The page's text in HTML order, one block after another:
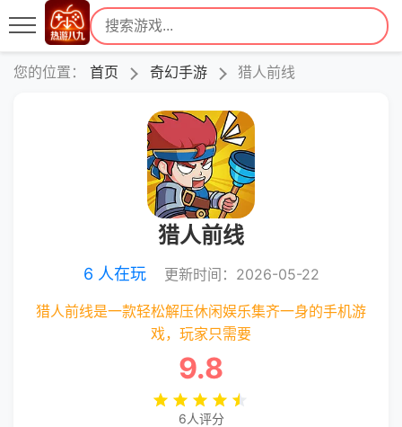
您的位置： 首页 奇幻手游 猎人前线
猎人前线
6 人在玩 更新时间：2026-05-22
猎人前线是一款轻松解压休闲娱乐集齐一身的手机游
戏，玩家只需要
9.8
6人评分